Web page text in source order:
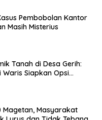
Pembobolan Kantor
Masih Misterius
Tanah di Desa Gerih:
Waris Siapkan Opsi
Magetan, Masyarakat